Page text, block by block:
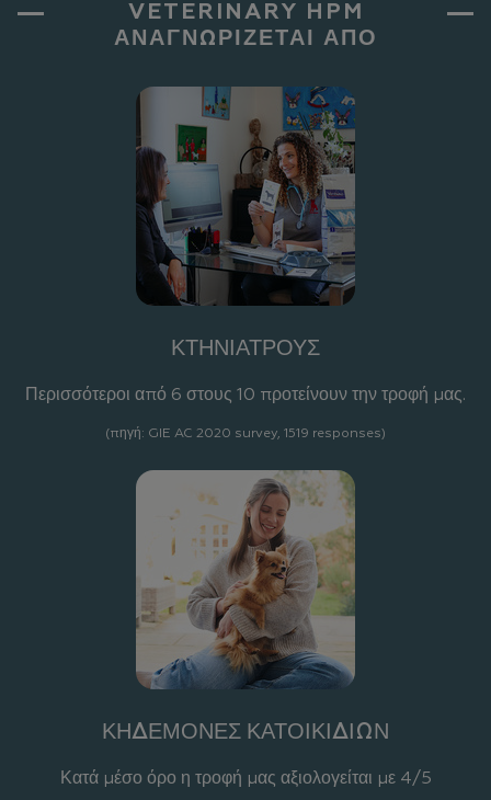
VETERINARY HPM
ΑΝΑΓΝΩΡΙΖΕΤΑΙ ΑΠΟ
ΚΤΗΝΙΑΤΡΟΥΣ
Περισσότεροι από 6 στους 10 προτείνουν την τροφή μας.
(πηγή: GIE AC 2020 survey, 1519 responses)
ΚΗΔΕΜΟΝΕΣ ΚΑΤΟΙΚΙΔΙΩΝ
Κατά μέσο όρο η τροφή μας αξιολογείται με 4/5